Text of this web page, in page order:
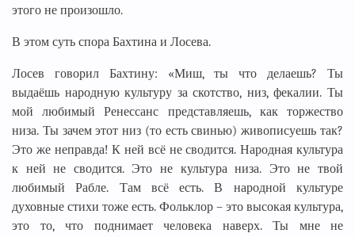
этого не произошло.
В этом суть спора Бахтина и Лосева.
Лосев говорил Бахтину: «Миш, ты что делаешь? Ты
выдаёшь народную культуру за скотство, низ, фекалии. Ты
мой любимый Ренессанс представляешь, как торжество
низа. Ты зачем этот низ (то есть свинью) живописуешь так?
Это же неправда! К ней всё не сводится. Народная культура
к ней не сводится. Это не культура низа. Это не твой
любимый Рабле. Там всё есть. В народной культуре
духовные стихи тоже есть. Фольклор – это высокая культура,
это то, что поднимает человека наверх. Ты мне не